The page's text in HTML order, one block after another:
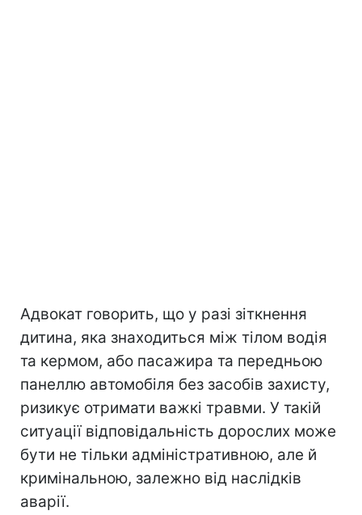
Адвокат говорить, що у разі зіткнення
дитина, яка знаходиться між тілом водія
та кермом, або пасажира та передньою
панеллю автомобіля без засобів захисту,
ризикує отримати важкі травми. У такій
ситуації відповідальність дорослих може
бути не тільки адміністративною, але й
кримінальною, залежно від наслідків
аварії.